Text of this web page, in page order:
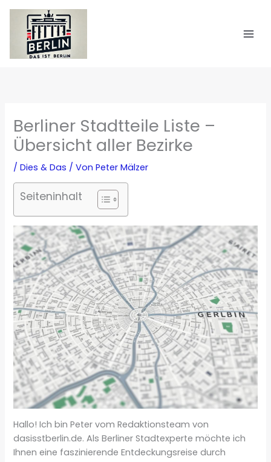
Zum
springen
Berliner Stadtteile Liste –
Übersicht aller Bezirke
/Dies & Das / VonPeter Mälzer
Seiteninhalt
Hallo! Ich bin Peter vom Redaktionsteam von
dasisstberlin.de. Als Berliner Stadtexperte möchte ich
Ihnen eine faszinierende Entdeckungsreise durch